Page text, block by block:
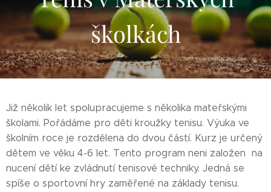
školkách
Již několik let spolupracujeme s několika mateřskými
školami. Pořádáme pro děti kroužky tenisu. Výuka ve
školním roce je rozdělena do dvou částí. Kurz je určený
dětem ve věku 4-6 let. Tento program neni založen na
nucení dětí ke zvládnutí tenisové techniky. Jedná se
spíše o sportovní hry zaměřené na základy tenisu.